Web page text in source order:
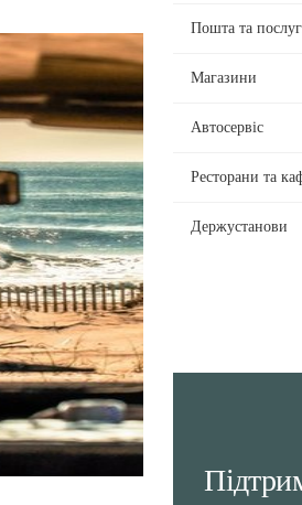
Пошта та
Магазини
Автосервіс
Ресторани та
Держустанови